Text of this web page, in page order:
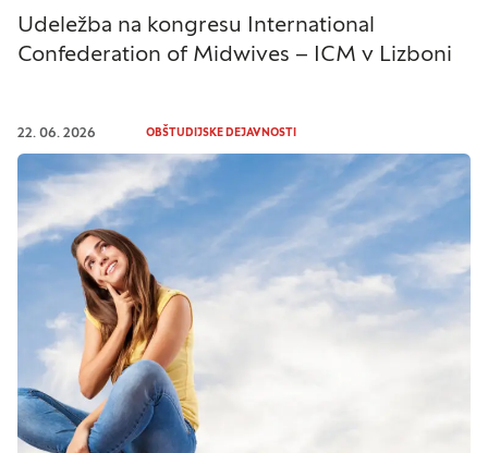
Udeležba na kongresu International
Confederation of Midwives – ICM v Lizboni
22. 06. 2026 OBŠTUDIJSKE DEJAVNOSTI